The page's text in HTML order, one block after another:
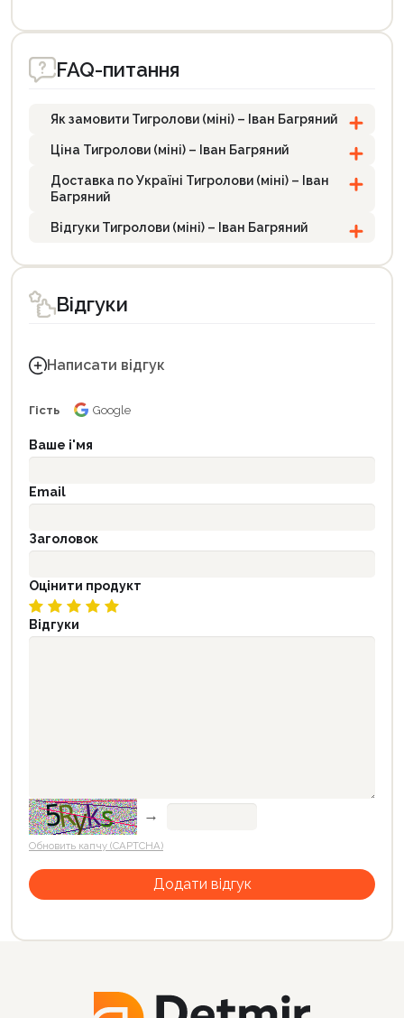
FAQ-питання
Як замовити Тигролови (міні) – Іван Багряний
Ціна Тигролови (міні) – Іван Багряний
Доставка по Україні Тигролови (міні) – Іван
Багряний
Відгуки Тигролови (міні) – Іван Багряний
Відгуки
Написати відгук
Гість Google
Ваше і'мя
Email
Заголовок
Оцінити продукт
Відгуки
→
Обновить капчу (CAPTCHA)